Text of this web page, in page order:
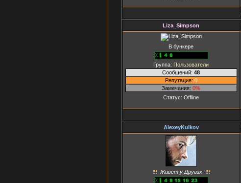
Liza_Simpson
В бункере
Группа: Пользователи
Сообщений: 48
Репутация: 0
Замечания: 0%
Статус: Offline
AlexeyKulkov
Живёт у Других